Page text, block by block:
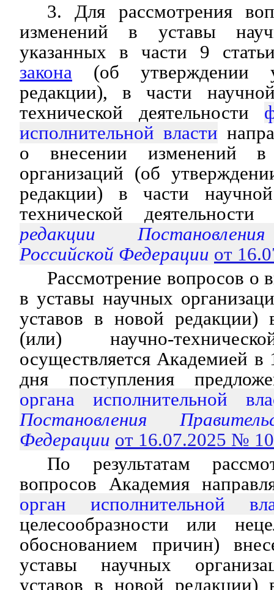
3. Для рассмотрения
изменений в уставы
указанных в части 9
закона (об утверждении
редакции), в части
технической деятельности
исполнительной власти
о внесении изменений
организаций (об
редакции) в части
технической
редакции
Российской Федерации от
Рассмотрение вопросов о
в уставы научных
уставов в новой редакции)
(или) научно-
осуществляется Академией
дня поступления
органа исполнительной
Постановления
Федерации от 16.07.2025 №
По результатам
вопросов Академия
орган исполнительной
целесообразности или
обоснованием причин)
уставы научных
уставов в новой редакции)